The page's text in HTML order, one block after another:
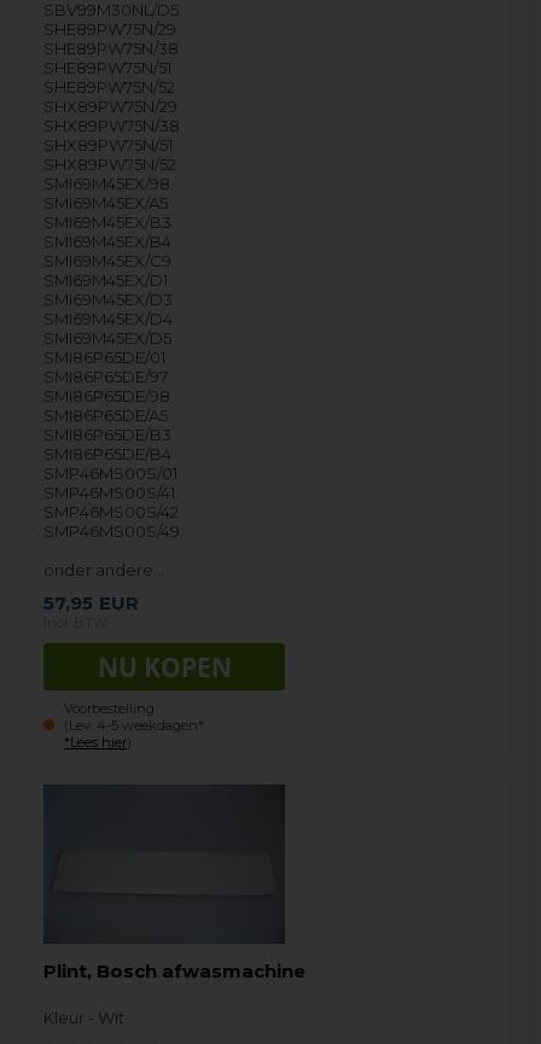
SBV99M30NL/D5
SHE89PW75N/29
SHE89PW75N/38
SHE89PW75N/51
SHE89PW75N/52
SHX89PW75N/29
SHX89PW75N/38
SHX89PW75N/51
SHX89PW75N/52
SMI69M45EX/98
SMI69M45EX/A5
SMI69M45EX/B3
SMI69M45EX/B4
SMI69M45EX/C9
SMI69M45EX/D1
SMI69M45EX/D3
SMI69M45EX/D4
SMI69M45EX/D5
SMI86P65DE/01
SMI86P65DE/97
SMI86P65DE/98
SMI86P65DE/A5
SMI86P65DE/B3
SMI86P65DE/B4
SMP46MS00S/01
SMP46MS00S/41
SMP46MS00S/42
SMP46MS00S/49
onder andere…
57,95 EUR
Voorbestelling
(Lev. 4-5 weekdagen*
*Lees hier)
Plint, Bosch afwasmachine
Kleur - Wit